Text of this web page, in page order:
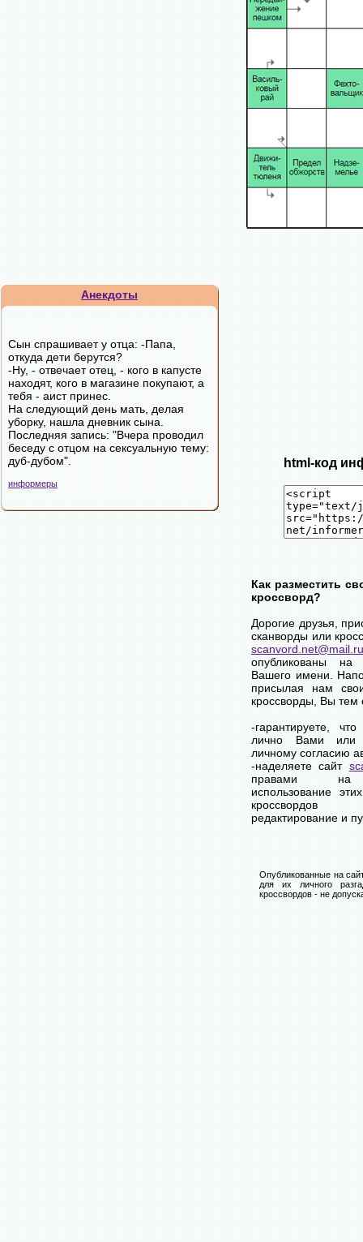
Анекдоты
Сын спрашивает у отца: -Папа,
откуда дети берутся?
-Ну, - отвечает отец, - кого в капусте
находят, кого в магазине покупают, а
тебя - аист принес.
На следующий день мать, делая
уборку, нашла дневник сына.
Последняя запись: "Вчера проводил
беседу с отцом на сексуальную тему:
дуб-дубом".
информеры
html-код
Как разместить
кроссворд?
Дорогие друзья,
сканворды или
scanvord.net@mail.ru
опубликованы
Вашего имени.
присылая нам
кроссворды, Вы
-гарантируете,
лично Вами или
личному согласию
-наделяете сайт
правами на
использование
редактирование и
Опубликованные на
для их личного
кроссвордов - не